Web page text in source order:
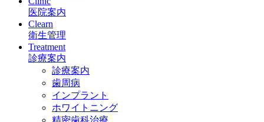
医院案内
Clearn
衛生管理
Treatment
診療案内
診療案内
歯周病
インプラント
ホワイトニング
精密歯科治療